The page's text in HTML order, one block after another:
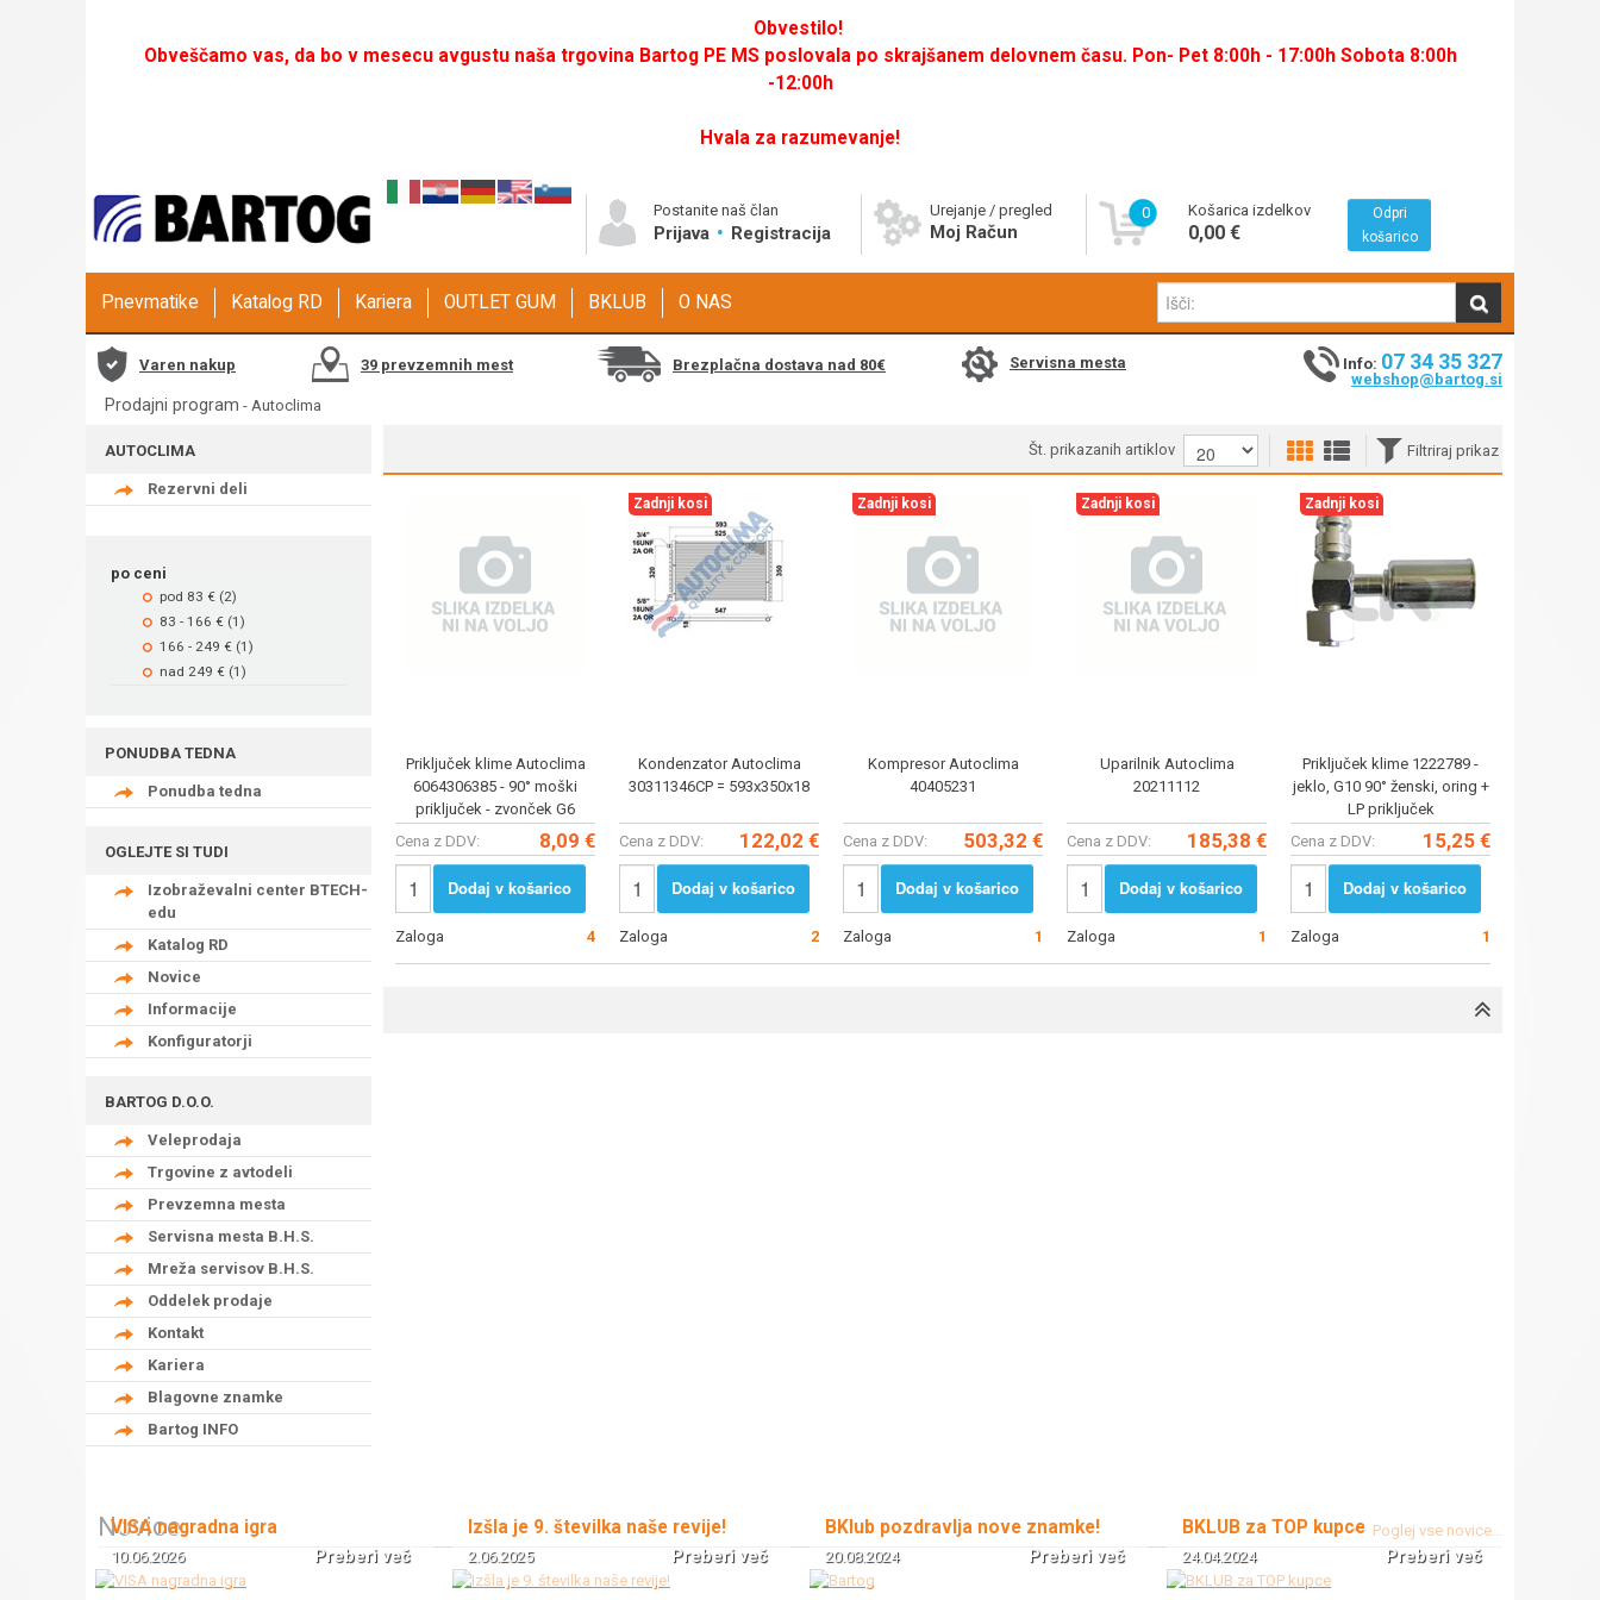
Obvestilo!
Obveščamo vas, da bo v mesecu avgustu naša trgovina Bartog PE MS poslovala po skrajšanem delovnem času. Pon- Pet 8:00h - 17:00h Sobota 8:00h
-12:00h
Hvala za razumevanje!
Postanite naš član
Prijava Registracija
Urejanje / pregled
Moj Račun
0 Košarica izdelkov
0,00 €
Odpri
košarico
Pnevmatike Katalog RD Kariera OUTLET GUM BKLUB O NAS
Varen nakup 39 prevzemnih mest Brezplačna dostava nad 80€ Servisna mesta Info: 07 34 35 327
webshop@bartog.si
Prodajni program - Autoclima
AUTOCLIMA
Rezervni deli
po ceni
pod 83 € (2)
83 - 166 € (1)
166 - 249 € (1)
nad 249 € (1)
PONUDBA TEDNA
Ponudba tedna
OGLEJTE SI TUDI
Izobraževalni center BTECH-
edu
Katalog RD
Novice
Informacije
Konfiguratorji
BARTOG D.O.O.
Veleprodaja
Trgovine z avtodeli
Prevzemna mesta
Servisna mesta B.H.S.
Mreža servisov B.H.S.
Oddelek prodaje
Kontakt
Kariera
Blagovne znamke
Bartog INFO
Filtriraj prikaz
Št. prikazanih artiklov
Priključek klime Autoclima
6064306385 - 90° moški
priključek - zvonček G6
Cena z DDV:
8,09 €
Dodaj v košarico
Zaloga 4
Zadnji kosi
Kondenzator Autoclima
30311346CP = 593x350x18
Cena z DDV: 122,02 €
Dodaj v košarico
Zaloga 2
Zadnji kosi
Kompresor Autoclima
40405231
Cena z DDV: 503,32 €
Dodaj v košarico
Zaloga 1
Zadnji kosi
Uparilnik Autoclima
20211112
Cena z DDV: 185,38 €
Dodaj v košarico
Zaloga 1
Zadnji kosi
Priključek klime 1222789 -
jeklo, G10 90° ženski, oring +
LP priključek
Cena z DDV:
15,25 €
Dodaj v košarico
Zaloga 1
Novice Poglej vse novice...
VISA nagradna igra
10.06.2026 Preberi več
Izšla je 9. številka naše revije!
2.06.2025 Preberi več
BKlub pozdravlja nove znamke!
20.08.2024 Preberi več
BKLUB za TOP kupce
24.04.2024 Preberi več